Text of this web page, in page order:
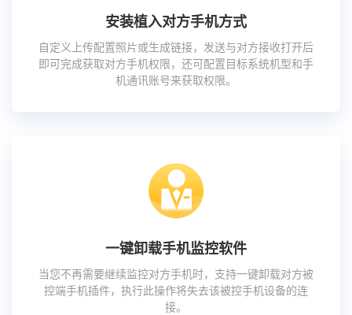
安装植入对方手机方式
自定义上传配置照片或生成链接，发送与对方接收打开后
即可完成获取对方手机权限，还可配置目标系统机型和手
机通讯账号来获取权限。
一键卸载手机监控软件
当您不再需要继续监控对方手机时，支持一键卸载对方被
控端手机插件，执行此操作将失去该被控手机设备的连
接。